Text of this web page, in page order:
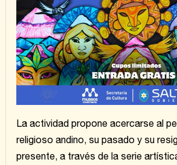
La actividad propone acercarse al
religioso andino, su pasado y su
presente, a través de la serie